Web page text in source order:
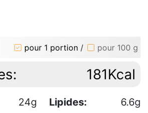
pour 1 portion / pour 100 g
181Kcal
24g Lipides:
6.6g